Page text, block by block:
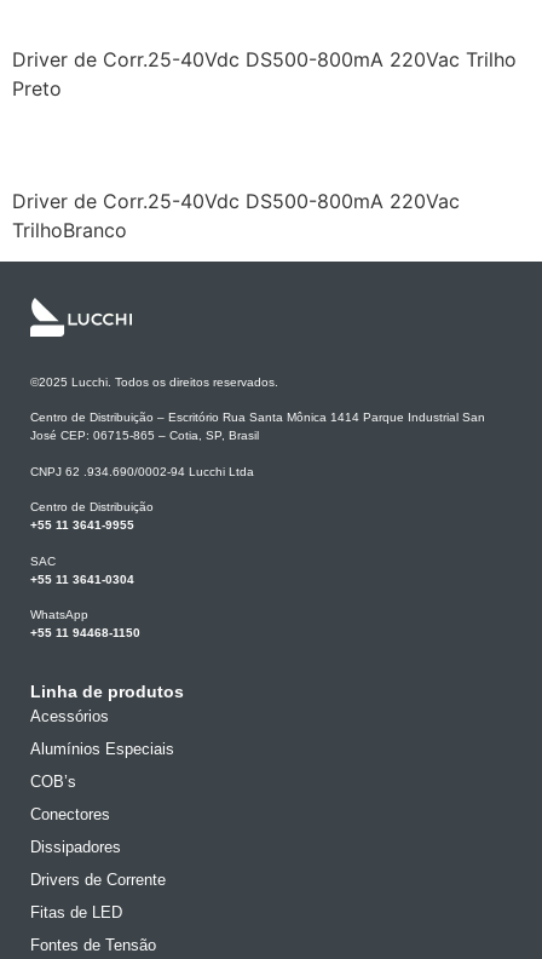
Driver de Corr.25-40Vdc DS500-800mA 220Vac Trilho
Preto
Driver de Corr.25-40Vdc DS500-800mA 220Vac
TrilhoBranco
©2025 Lucchi. Todos os direitos reservados.
Centro de Distribuição – Escritório Rua Santa Mônica 1414 Parque Industrial San
José CEP: 06715-865 – Cotia, SP, Brasil
CNPJ 62 .934.690/0002-94 Lucchi Ltda
Centro de Distribuição
+55 11 3641-9955
SAC
+55 11 3641-0304
WhatsApp
+55 11 94468-1150
Linha de produtos
Acessórios
Alumínios Especiais
COB’s
Conectores
Dissipadores
Drivers de Corrente
Fitas de LED
Fontes de Tensão